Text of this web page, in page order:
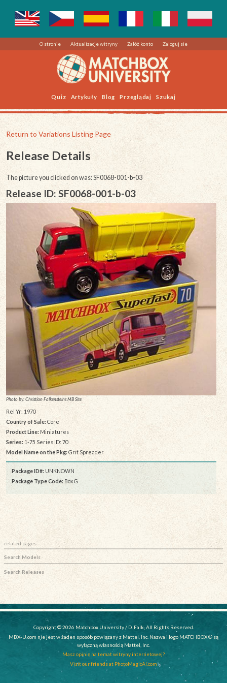
O stronie Aktualizacje witryny Załóż konto Zaloguj sie
Quiz Artykuły Blog Przeglądaj Szukaj
Return to Variations Listing Page
Release Details
The picture you clicked on was: SF0068-001-b-03
Release ID: SF0068-001-b-03
Photo by: Christian Falkensteins MB Site
Rel Yr: 1970
Country of Sale: Core
Product Line: Miniatures
Series:1-75 Series ID: 70
Model Name on the Pkg: Grit Spreader
Package ID#: UNKNOWN
Package Type Code: Box G
related pages:
Search Models
Search Releases
Copyright © 2026 Matchbox University / D. Falk, All Rights Reserved.
MBX-U.com nie jest w żaden sposób powiązany z Mattel, Inc. Nazwa i logo MATCHBOX © są
wyłączną własnością Mattel, Inc.
Masz opinię na temat witryny internetowej?
Visit our friends at PhotoMagicAI.com